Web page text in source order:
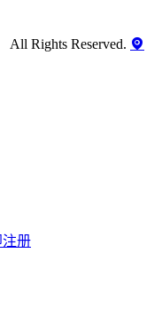
All Rights Reserved.
注册